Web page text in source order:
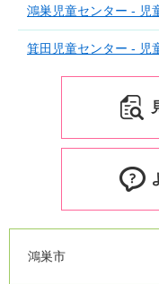
鴻巣児童センター - 児
箕田児童センター - 児
鴻巣市